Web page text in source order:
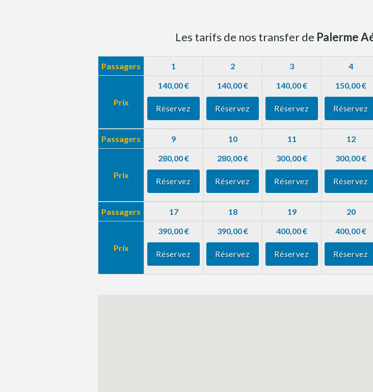
Les tarifs de nos transfer de Palerme
Passagers 1 2 3 4
Prix
140,00 €
Réservez
140,00 €
Réservez
140,00 €
Réservez
150,00 €
Réservez
Passagers 9 10 11 12
Prix
280,00 €
Réservez
280,00 €
Réservez
300,00 €
Réservez
300,00 €
Réservez
Passagers 17 18 19 20
Prix
390,00 €
Réservez
390,00 €
Réservez
400,00 €
Réservez
400,00 €
Réservez